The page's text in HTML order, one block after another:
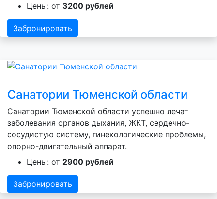
Цены: от 3200 рублей
Забронировать
Санатории Тюменской области
Санатории Тюменской области успешно лечат
заболевания органов дыхания, ЖКТ, сердечно-
сосудистую систему, гинекологические проблемы,
опорно-двигательный аппарат.
Цены: от 2900 рублей
Забронировать